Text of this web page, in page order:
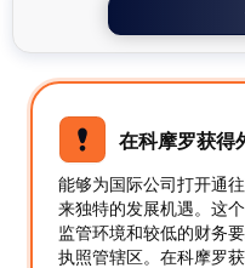
在科摩罗获得
能够为国际公司打开通
来独特的发展机遇。这
监管环境和较低的财务
执照管辖区。在科摩罗